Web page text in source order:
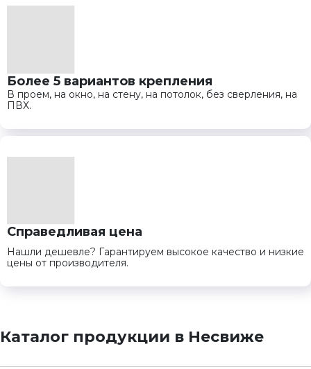
Более 5 вариантов крепления
В проем, на окно, на стену, на потолок, без сверления, на
ПВХ.
Справедливая цена
Нашли дешевле? Гарантируем высокое качество и низкие
цены от производителя.
Каталог продукции в Несвиже